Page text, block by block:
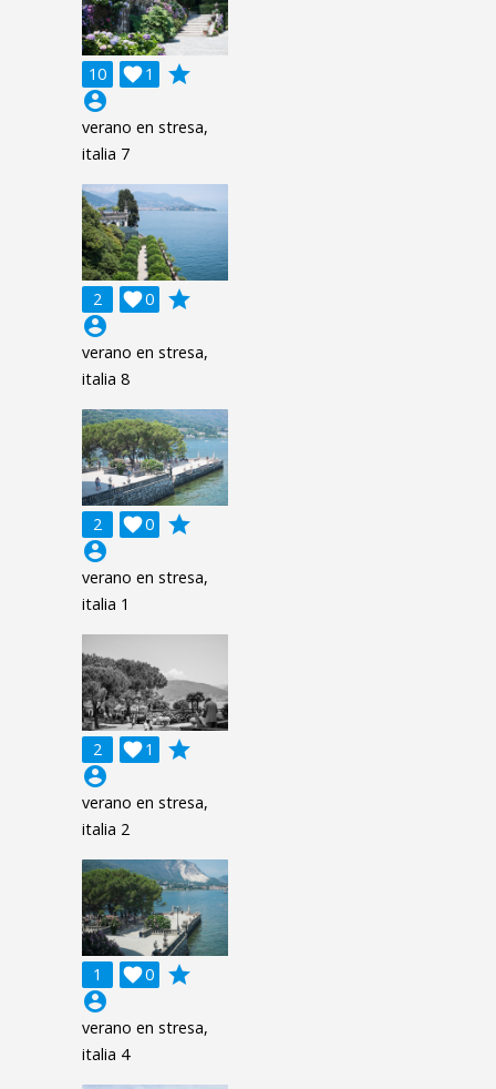
10 1

grade
account_circle
verano en stresa,
italia 7
2 0

grade
account_circle
verano en stresa,
italia 8
2 0

grade
account_circle
verano en stresa,
italia 1
2 1

grade
account_circle
verano en stresa,
italia 2
1 0

grade
account_circle
verano en stresa,
italia 4